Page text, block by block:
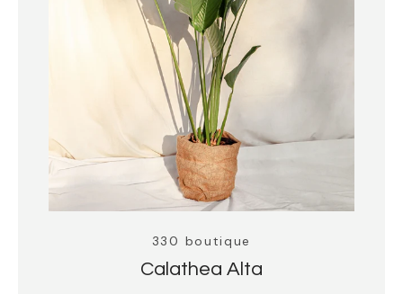
330 boutique
Calathea Alta